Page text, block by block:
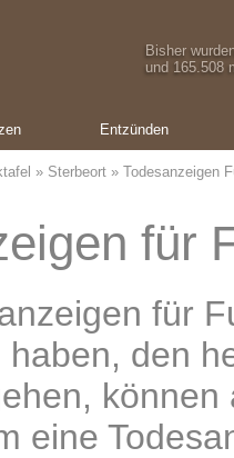
Bisher
und 165.508
Entzünden
» Sterbeort » Todesanzeigen
für
für
haben, den
eine